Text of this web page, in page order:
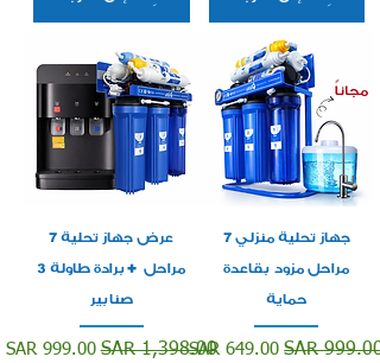
جهاز تحلية منزلي 7
مراحل مزود بقاعدة
حماية
سعر عادي
SAR 999.00 سعر البيع
SAR 649.00
عرض جهاز تحلية 7
مراحل +برادة طاولة 3
صنابير
سعر عادي
SAR 1,398.00 سعر البيع
SAR 999.00